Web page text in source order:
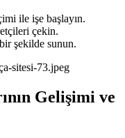
ile işe başlayın.
çekin.
şekilde sunun.
Gelişimi ve